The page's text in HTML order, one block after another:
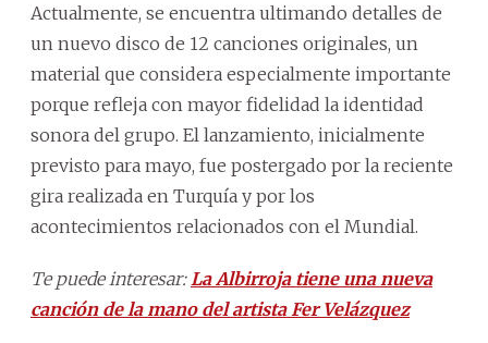
Actualmente, se encuentra ultimando detalles de
un nuevo disco de 12 canciones originales, un
material que considera especialmente importante
porque refleja con mayor fidelidad la identidad
sonora del grupo. El lanzamiento, inicialmente
previsto para mayo, fue postergado por la reciente
gira realizada en Turquía y por los
acontecimientos relacionados con el Mundial.
Te puede interesar: La Albirroja tiene una nueva
canción de la mano del artista Fer Velázquez